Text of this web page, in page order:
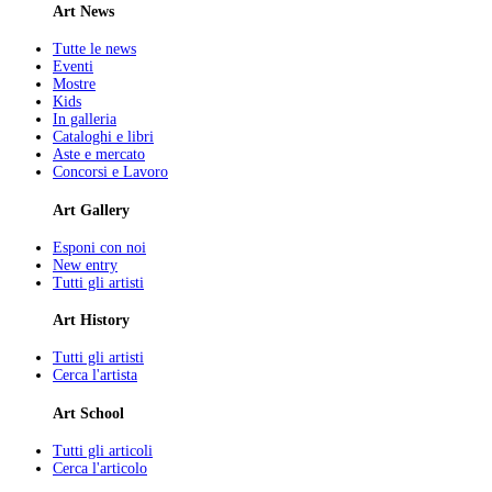
Art News
Tutte le news
Eventi
Mostre
Kids
In galleria
Cataloghi e libri
Aste e mercato
Concorsi e Lavoro
Art Gallery
Esponi con noi
New entry
Tutti gli artisti
Art History
Tutti gli artisti
Cerca l'artista
Art School
Tutti gli articoli
Cerca l'articolo